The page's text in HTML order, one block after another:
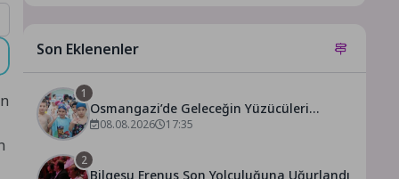
Son Eklenenler
1
Osmangazi’de Geleceğin Yüzücüleri
Sertifikalarını Aldı
08.08.2026 17:35
2
Bilgesu Erenus Son Yolculuğuna Uğurlandı